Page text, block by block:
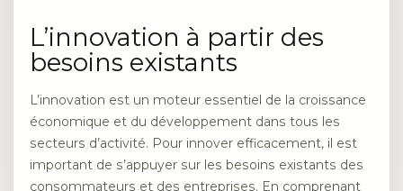
L’innovation à partir des
besoins existants
L’innovation est un moteur essentiel de la croissance
économique et du développement dans tous les
secteurs d’activité. Pour innover efficacement, il est
important de s’appuyer sur les besoins existants des
consommateurs et des entreprises. En comprenant